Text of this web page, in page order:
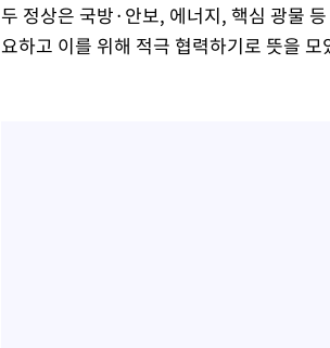
두 정상은 국방·안보, 에너지, 핵심 광물
요하고 이를 위해 적극 협력하기로 뜻을 모